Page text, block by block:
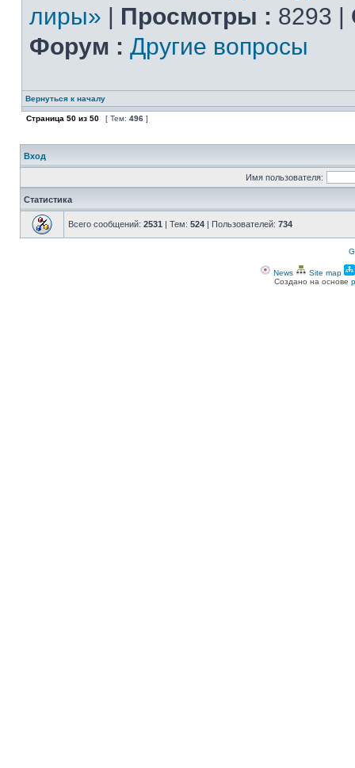
лиры» | Просмотры : 8293 |
Форум : Другие вопросы
Вернуться к началу
Страница 50 из 50 [ Тем: 496 ]
Вход
Имя пользователя:
Статистика
Всего сообщений: 2531 | Тем: 524 | Пользователей: 734
News Site map
Создано на основе